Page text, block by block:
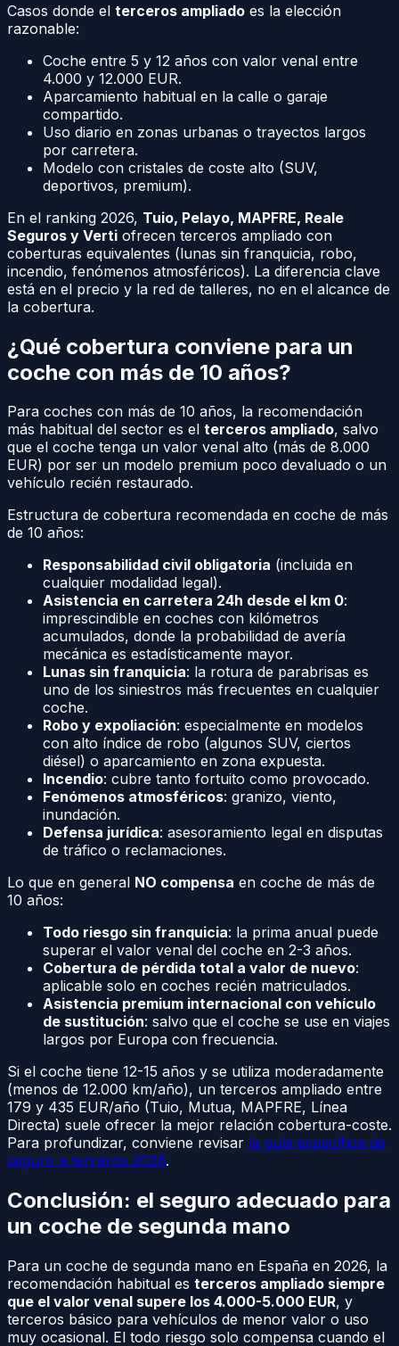
Casos donde el terceros ampliado es la elección
razonable:
Coche entre 5 y 12 años con valor venal entre
4.000 y 12.000 EUR.
Aparcamiento habitual en la calle o garaje
compartido.
Uso diario en zonas urbanas o trayectos largos
por carretera.
Modelo con cristales de coste alto (SUV,
deportivos, premium).
En el ranking 2026, Tuio, Pelayo, MAPFRE, Reale
Seguros y Verti ofrecen terceros ampliado con
coberturas equivalentes (lunas sin franquicia, robo,
incendio, fenómenos atmosféricos). La diferencia clave
está en el precio y la red de talleres, no en el alcance de
la cobertura.
¿Qué cobertura conviene para un
coche con más de 10 años?
Para coches con más de 10 años, la recomendación
más habitual del sector es el terceros ampliado, salvo
que el coche tenga un valor venal alto (más de 8.000
EUR) por ser un modelo premium poco devaluado o un
vehículo recién restaurado.
Estructura de cobertura recomendada en coche de más
de 10 años:
Responsabilidad civil obligatoria (incluida en
cualquier modalidad legal).
Asistencia en carretera 24h desde el km 0:
imprescindible en coches con kilómetros
acumulados, donde la probabilidad de avería
mecánica es estadísticamente mayor.
Lunas sin franquicia: la rotura de parabrisas es
uno de los siniestros más frecuentes en cualquier
coche.
Robo y expoliación: especialmente en modelos
con alto índice de robo (algunos SUV, ciertos
diésel) o aparcamiento en zona expuesta.
Incendio: cubre tanto fortuito como provocado.
Fenómenos atmosféricos: granizo, viento,
inundación.
Defensa jurídica: asesoramiento legal en disputas
de tráfico o reclamaciones.
Lo que en general NO compensa en coche de más de
10 años:
Todo riesgo sin franquicia: la prima anual puede
superar el valor venal del coche en 2-3 años.
Cobertura de pérdida total a valor de nuevo:
aplicable solo en coches recién matriculados.
Asistencia premium internacional con vehículo
de sustitución: salvo que el coche se use en viajes
largos por Europa con frecuencia.
Si el coche tiene 12-15 años y se utiliza moderadamente
(menos de 12.000 km/año), un terceros ampliado entre
179 y 435 EUR/año (Tuio, Mutua, MAPFRE, Línea
Directa) suele ofrecer la mejor relación cobertura-coste.
Para profundizar, conviene revisar la guía específica de
seguro a terceros 2026.
Conclusión: el seguro adecuado para
un coche de segunda mano
Para un coche de segunda mano en España en 2026, la
recomendación habitual es terceros ampliado siempre
que el valor venal supere los 4.000-5.000 EUR, y
terceros básico para vehículos de menor valor o uso
muy ocasional. El todo riesgo solo compensa cuando el